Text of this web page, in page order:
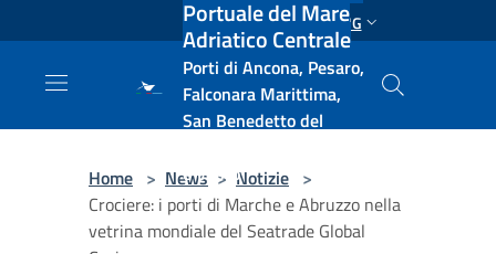
Salta al contenuto principale ENG
Portuale del Mare
Adriatico Centrale
Porti di Ancona, Pesaro,
Falconara Marittima,
San Benedetto del
e Vasto
Home > News > Notizie >
Crociere: i porti di Marche e Abruzzo nella
vetrina mondiale del Seatrade Global